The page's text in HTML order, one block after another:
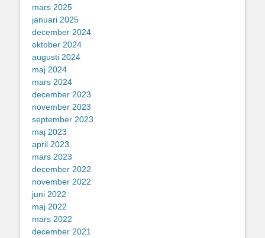
mars 2025
januari 2025
december 2024
oktober 2024
augusti 2024
maj 2024
mars 2024
december 2023
november 2023
september 2023
maj 2023
april 2023
mars 2023
december 2022
november 2022
juni 2022
maj 2022
mars 2022
december 2021